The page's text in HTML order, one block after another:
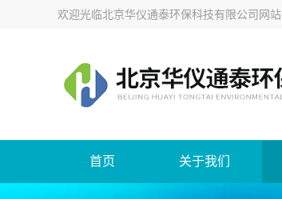
欢迎光临北京华仪通泰环保科技有限公司网站
首页 关于我们